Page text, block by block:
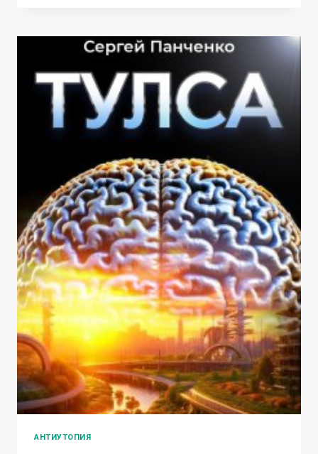
АНТИУТОПИЯ